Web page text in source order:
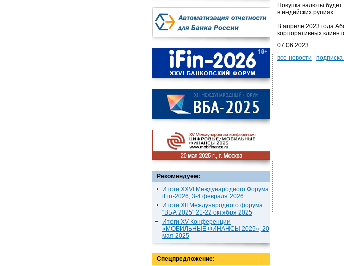
Рекомендуем:
Итоги XXVI Международного Форума
iFin-2026, 3-4 февраля 2026
Итоги XII Международного форума
"ВБА 2025" 21-22 октября 2025
Итоги XV Конференции
«МОБИЛЬНЫЕ ФИНАНСЫ 2025», 20
мая 2025
Спецпредложение:
Покупка валюты
в индийских рупиях.
В апреле 2023 года
корпоративных
07.06.2023
все новости